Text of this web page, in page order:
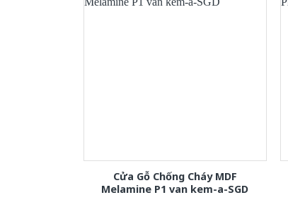
Cửa Gỗ Chống Cháy MDF
Melamine P1 van kem-a-SGD